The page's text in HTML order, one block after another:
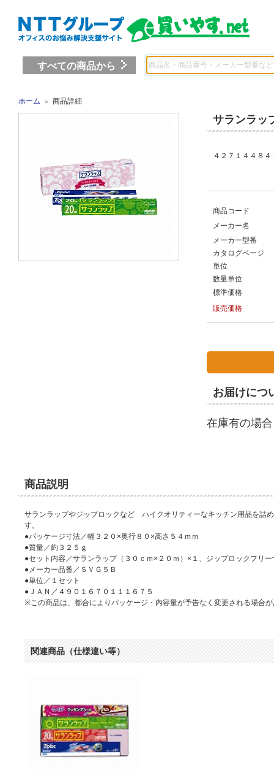
すべての商品から
ホーム ＞ 商品詳細
サランラ
４２７１４４８
商品コード
メーカー名
メーカー型番
カタログページ
単位
数量単位
標準価格
販売価格
お届けにつ
在庫有の場
商品説明
サランラップやジップロックなど ハイクオリティーなキッチン用品を詰
す。
●パッケージ寸法／幅３２０×奥行８０×高さ５４ｍｍ
●質量／約３２５ｇ
●セット内容／サランラップ（３０ｃｍ×２０ｍ）×１、ジップロックフリ
●メーカー品番／ＳＶＧ５Ｂ
●単位／１セット
●ＪＡＮ／４９０１６７０１１１６７５
※この商品は、都合によりパッケージ・内容量が予告なく変更される場合
関連商品（仕様違い等）